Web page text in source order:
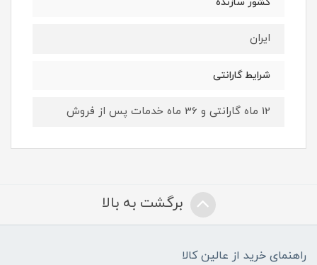
ایران
شرایط گارانتی
12 ماه گارانتی و 36 ماه خدمات پس از فروش
برگشت به بالا
راهنمای خرید از عالین کالا